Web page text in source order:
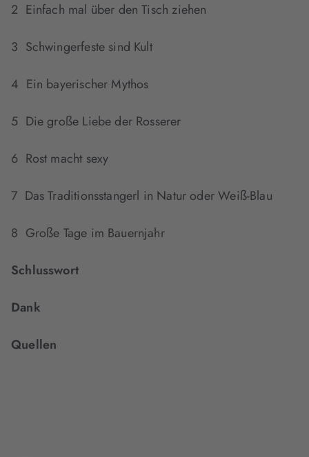
2 Einfach mal über den Tisch ziehen
3 Schwingerfeste sind Kult
4 Ein bayerischer Mythos
5 Die große Liebe der Rosserer
6 Rost macht sexy
7 Das Traditionsstangerl in Natur oder Weiß-Blau
8 Große Tage im Bauernjahr
Schlusswort
Dank
Quellen